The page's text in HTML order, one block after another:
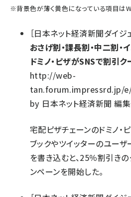
※背景色が薄く黄色になっている項目は
［日本ネット経済新聞ダイジ
おさげ割・課長割・中二割
ドミノ・ピザがSNSで割引
http://web-
tan.forum.impressrd.jp/
by 日本ネット経済新聞 編
宅配ピザチェーンのドミノ・
ブックやツイッターのユーザ
を書き込むと、25％割引き
ンペーンを開始した。